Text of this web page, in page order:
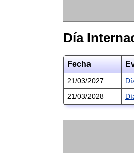
Día
Fecha
21/03/2027
21/03/2028